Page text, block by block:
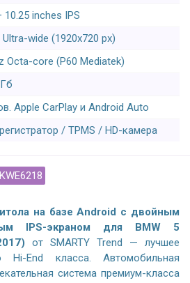
10.25 inches IPS
Ultra-wide (1920x720 px)
Octa-core (P60 Mediatek)
Apple CarPlay и Android Auto
/ TPMS / HD-камера
на базе Android с двойным
IPS-экраном для BMW 5
от SMARTY Trend — лучшее
Hi-End класса. Автомобильная
система премиум-класса